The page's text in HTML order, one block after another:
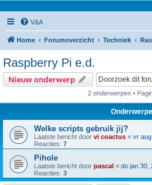
V&A
Home Forumoverzicht Techniek
Raspberry Pi e.d.
Nieuw onderwerp
2 onderwerpen •
Welke scripts gebruik jij?
Laatste bericht door vi coactus « vr
Reacties: 7
Pihole
Laatste bericht door pascal « do jan 30,
Reacties: 3